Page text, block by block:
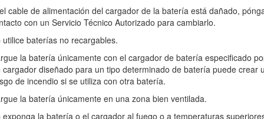
cable de alimentación del cargador de la batería está dañado,
con un Servicio Técnico Autorizado para cambiarlo.
utilice baterías no recargables.
la batería únicamente con el cargador de batería especificado
cargador diseñado para un tipo determinado de batería puede crear
de incendio si se utiliza con otra batería.
la batería únicamente en una zona bien ventilada.
exponga la batería o el cargador al fuego o a temperaturas
lea y observe siempre las normas e instrucciones de seguridad